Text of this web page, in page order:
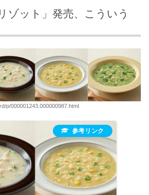
ゾット」発売、こういう
p/000001243.000000987.html